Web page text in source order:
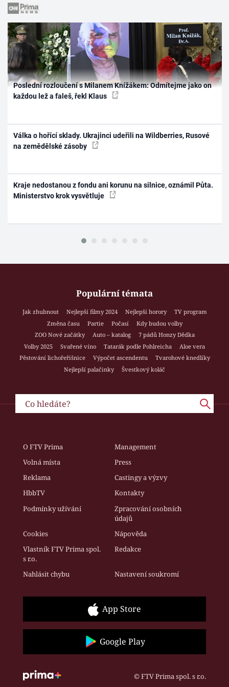
Poslední rozloučení s Milanem Knížákem: Odmítejme jako on
každou lež a faleš, řekl Klaus
Válka o hořící sklady. Ukrajinci udeřili na Wildberries, Rusové
na zemědělské zásoby
Kraje nedostanou z fondu ani korunu na silnice, oznámil Půta.
Ministerstvo krok vysvětluje
Populární témata
Jak zhubnout Nejlepší filmy 2024 Nejlepší horory
TV program
Změna času
Partie Počasí
Kdy budou volby
ZOO Nové začátky
Auto – katalog
7 pádů Honzy Dědka
Volby 2025
Svařené víno Tatarák podle Pohlreicha
Aloe vera
Pěstování lichořeřišnice
Výpočet ascendentu
Tvarohové knedlíky
Nejlepší palačinky
Švestkový koláč
O FTV Prima
Management
Volná místa
Press
Reklama
Castingy a výzvy
HbbTV
Kontakty
Podmínky užívání
Zpracování osobních
údajů
Cookies
Nápověda
Vlastník FTV Prima spol.
s r.o.
Redakce
Nahlásit chybu Nastavení soukromí
App Store
Google Play
© FTV Prima spol. s r.o.